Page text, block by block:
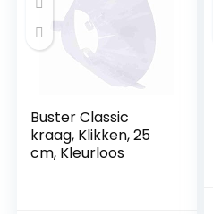
kleine middelgrote
grote honden,
Bohemia Daisy
Buster Classic
kraag, Klikken, 25
cm, Kleurloos